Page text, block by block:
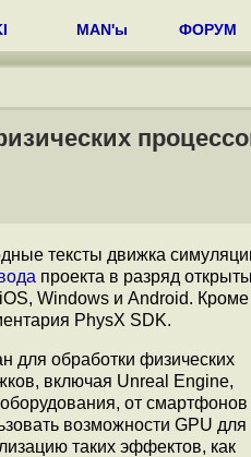
MAN'ы ФОРУМ
тексты движка
проекта в разряд
Windows и Android. Кроме
PhysX SDK.
для обработки физических
включая Unreal Engine,
от смартфонов
возможности GPU для
таких эффектов, как